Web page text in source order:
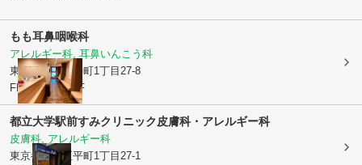
もも耳鼻咽喉科
アレルギー科, 耳鼻いんこう科
東京都目黒区 平町1丁目27-8
FPC平町ビル3F
都立大学駅前すみクリニック皮膚科・アレルギー科
皮膚科, アレルギー科
東京都目黒区平町1丁目27-1